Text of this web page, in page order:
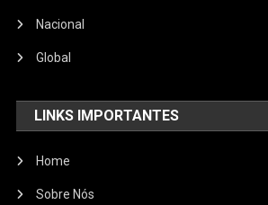
Nacional
Global
LINKS IMPORTANTES
Home
Sobre Nós